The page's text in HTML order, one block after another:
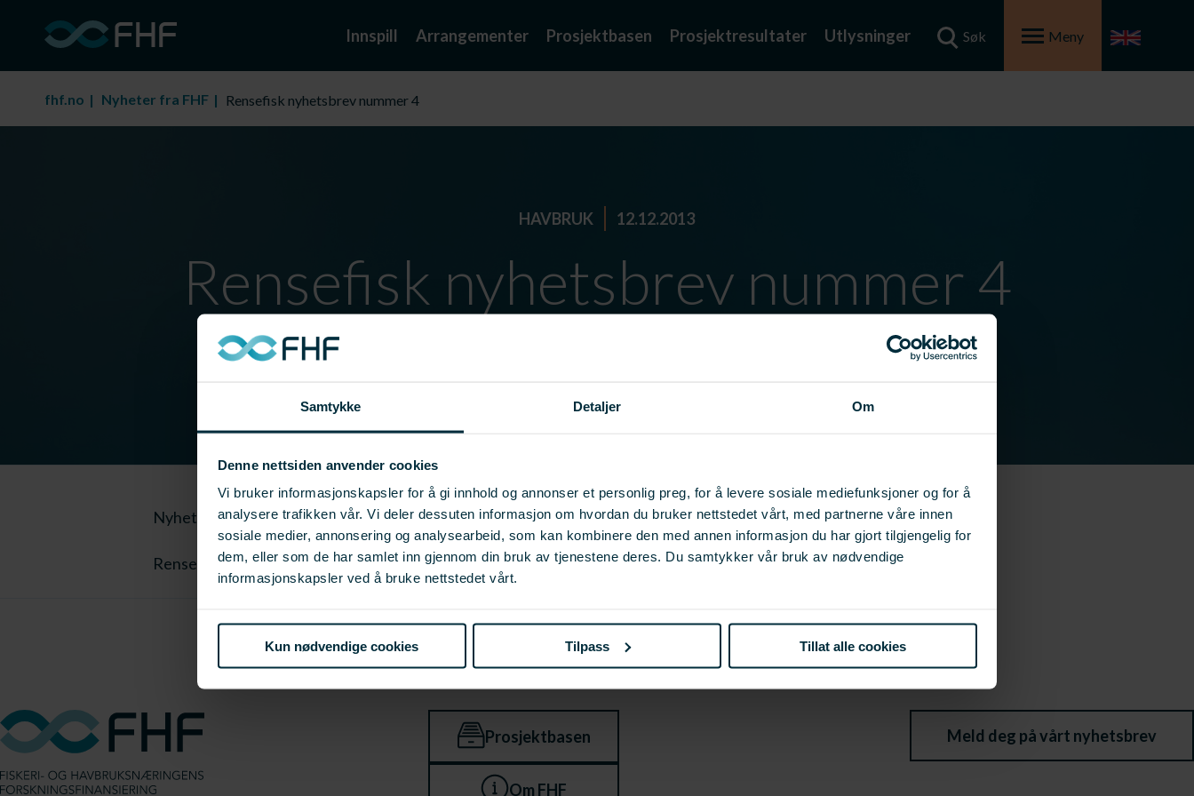
Samtykke Detaljer Om
Denne nettsiden anvender cookies
Vi bruker informasjonskapsler for å gi innhold og annonser et personlig preg, for å levere sosiale mediefunksjoner og for å
analysere trafikken vår. Vi deler dessuten informasjon om hvordan du bruker nettstedet vårt, med partnerne våre innen
sosiale medier, annonsering og analysearbeid, som kan kombinere den med annen informasjon du har gjort tilgjengelig for
dem, eller som de har samlet inn gjennom din bruk av tjenestene deres. Du samtykker vår bruk av nødvendige
informasjonskapsler ved å bruke nettstedet vårt.
Kun nødvendige cookies Tilpass Tillat alle cookies
Innspill Arrangementer Prosjektbasen Prosjektresultater Utlysninger Søk Meny
fhf.no Nyheter fra FHF Rensefisk nyhetsbrev nummer 4
HAVBRUK 12.12.2013
Rensefisk nyhetsbrev nummer 4
Nyhetsbrevet kan lastes ned her:
Rensefisk nyhetsbrev nummer 4
Prosjektbasen
Om FHF
Meld deg på vårt nyhetsbrev